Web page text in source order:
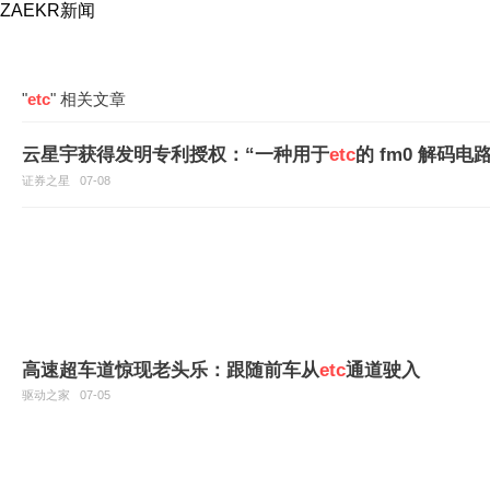
ZAEKR新闻
"etc" 相关文章
云星宇获得发明专利授权：“一种用于etc的 fm0 解码电
证券之星 07-08
高速超车道惊现老头乐：跟随前车从etc通道驶入
驱动之家 07-05